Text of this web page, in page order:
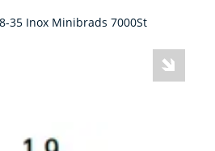
35 Inox Minibrads 7000St